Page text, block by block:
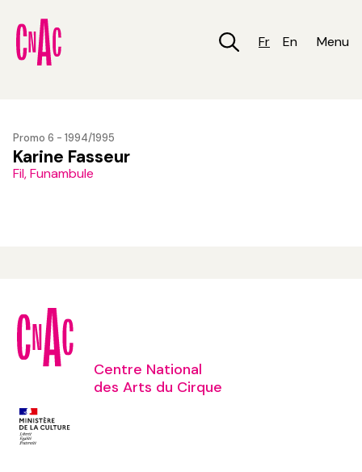
contenu
principal
Fr En Menu
Promo 6 - 1994/1995
Karine Fasseur
Fil, Funambule
Centre National
des Arts du Cirque